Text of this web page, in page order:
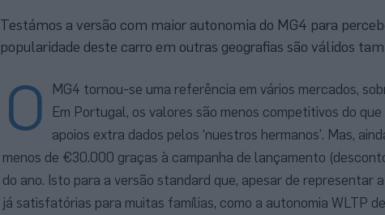
Testámos a versão com maior autonomia do MG4 para
popularidade deste carro em outras geografias são válidos
O
MG4 tornou-se uma referência em vários mercados,
Em Portugal, os valores são menos competitivos do
apoios extra dados pelos ‘nuestros hermanos’. Mas,
menos de €30.000 graças à campanha de lançamento
do ano. Isto para a versão standard que, apesar de representar
já satisfatórias para muitas famílias, como a autonomia WLTP